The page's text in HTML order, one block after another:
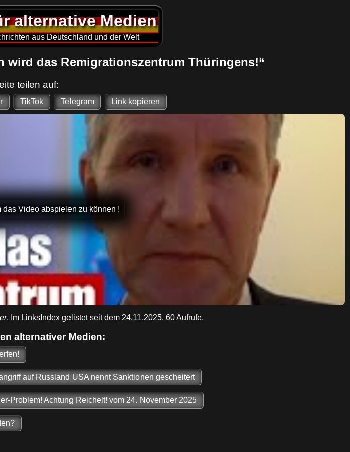
alternative Medien
aus Deutschland und der Welt
wird das Remigrationszentrum Thüringens!“
teilen auf:
TikTok Telegram Link kopieren
das Video abspielen zu können !
. Im LinksIndex gelistet seit dem 24.11.2025. 60 Aufrufe.
alternativer Medien:
auf Russland USA nennt Sanktionen gescheitert
Problem! Achtung Reichelt! vom 24. November 2025